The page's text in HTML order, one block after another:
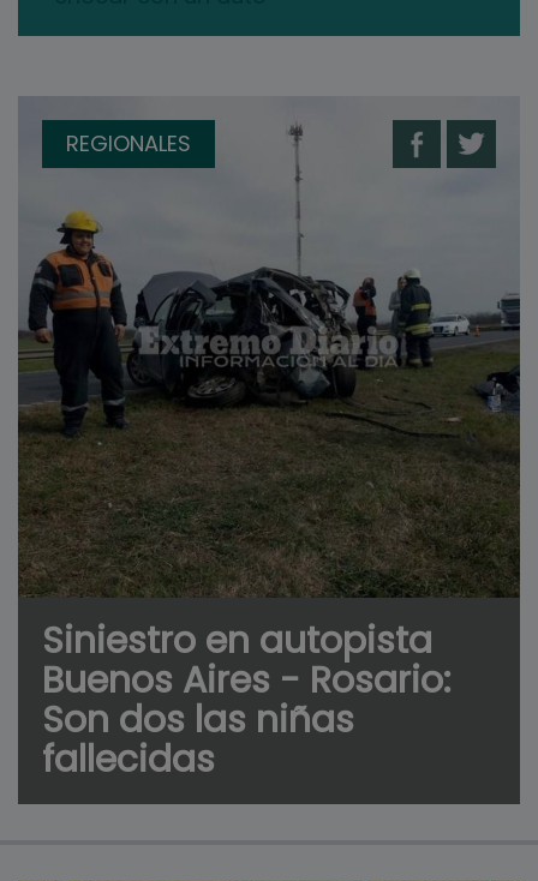
REGIONALES
Siniestro en autopista
Buenos Aires - Rosario:
Son dos las niñas
fallecidas